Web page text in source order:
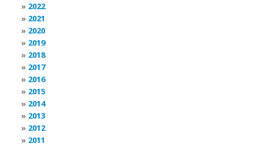
2022
2021
2020
2019
2018
2017
2016
2015
2014
2013
2012
2011